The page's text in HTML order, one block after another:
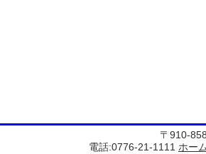
〒910-
電話:0776-21-1111 ホー